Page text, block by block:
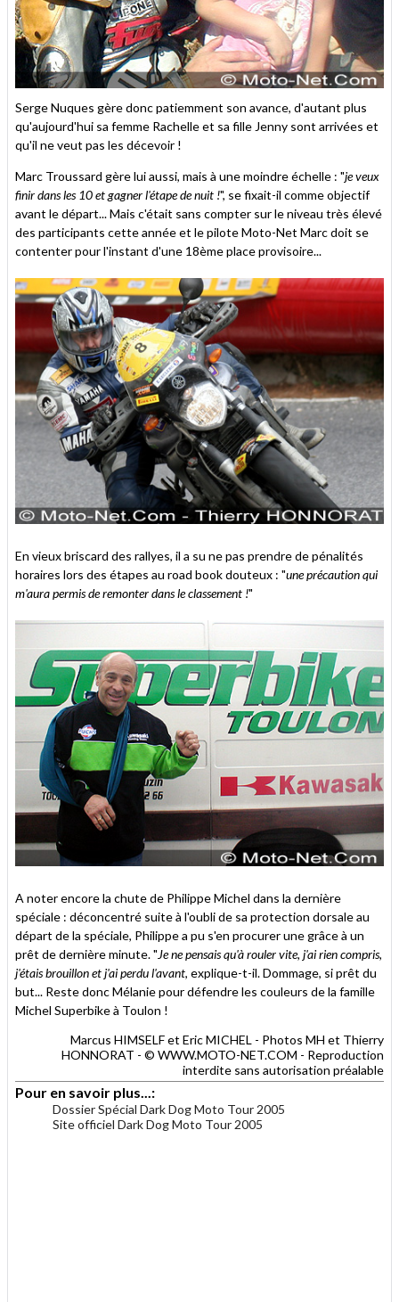
Serge Nuques gère donc patiemment son avance, d'autant plus
qu'aujourd'hui sa femme Rachelle et sa fille Jenny sont arrivées et
qu'il ne veut pas les décevoir !
Marc Troussard gère lui aussi, mais à une moindre échelle : "je veux
finir dans les 10 et gagner l'étape de nuit !", se fixait-il comme objectif
avant le départ... Mais c'était sans compter sur le niveau très élevé
des participants cette année et le pilote Moto-Net Marc doit se
contenter pour l'instant d'une 18ème place provisoire...
En vieux briscard des rallyes, il a su ne pas prendre de pénalités
horaires lors des étapes au road book douteux : "une précaution qui
m'aura permis de remonter dans le classement !"
A noter encore la chute de Philippe Michel dans la dernière
spéciale : déconcentré suite à l'oubli de sa protection dorsale au
départ de la spéciale, Philippe a pu s'en procurer une grâce à un
prêt de dernière minute. "Je ne pensais qu'à rouler vite, j'ai rien compris,
j'étais brouillon et j'ai perdu l'avant, explique-t-il. Dommage, si prêt du
but... Reste donc Mélanie pour défendre les couleurs de la famille
Michel Superbike à Toulon !
Marcus HIMSELF et Eric MICHEL - Photos MH et Thierry
HONNORAT - © WWW.MOTO-NET.COM - Reproduction
interdite sans autorisation préalable
Pour en savoir plus...:
Dossier Spécial Dark Dog Moto Tour 2005
Site officiel Dark Dog Moto Tour 2005